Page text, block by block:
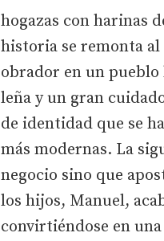
hogazas con harinas
historia se remonta
obrador en un pueblo
leña y un gran
de identidad que se
más modernas. La
negocio sino que
los hijos, Manuel,
convirtiéndose en